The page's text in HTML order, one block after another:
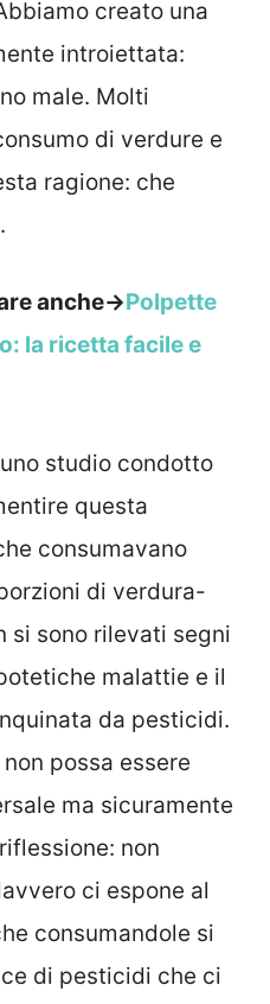
creato una
introiettata:
male. Molti
di verdure e
ragione: che
anche->Polpette
la ricetta facile e
studio condotto
questa
consumavano
di verdura-
si sono rilevati segni
malattie e il
da pesticidi.
possa essere
ma sicuramente
non
ci espone al
consumandole si
di pesticidi che ci